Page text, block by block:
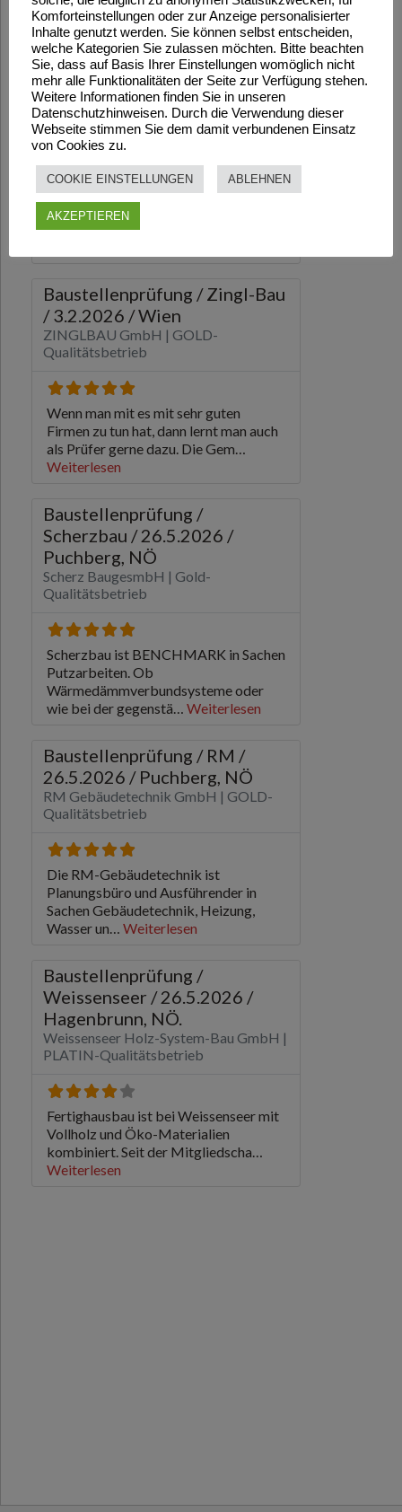
Komforteinstellungen oder zur Anzeige personalisierter
Inhalte genutzt werden. Sie können selbst entscheiden,
welche Kategorien Sie zulassen möchten. Bitte beachten
Sie, dass auf Basis Ihrer Einstellungen womöglich nicht
mehr alle Funktionalitäten der Seite zur Verfügung stehen.
Weitere Informationen finden Sie in unseren
Datenschutzhinweisen. Durch die Verwendung dieser
Webseite stimmen Sie dem damit verbundenen Einsatz
von Cookies zu.
COOKIE EINSTELLUNGEN ABLEHNEN
AKZEPTIEREN